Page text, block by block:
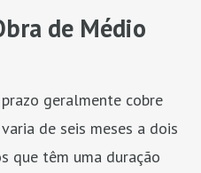
de Médio
geralmente cobre
de seis meses a dois
que têm uma duração